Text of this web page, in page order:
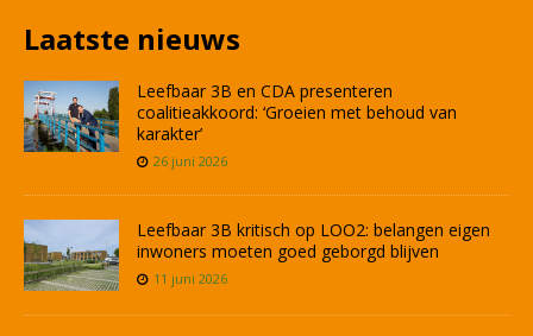
Laatste nieuws
Leefbaar 3B en CDA presenteren
coalitieakkoord: ‘Groeien met behoud van
karakter’
26 juni 2026
Leefbaar 3B kritisch op LOO2: belangen eigen
inwoners moeten goed geborgd blijven
11 juni 2026